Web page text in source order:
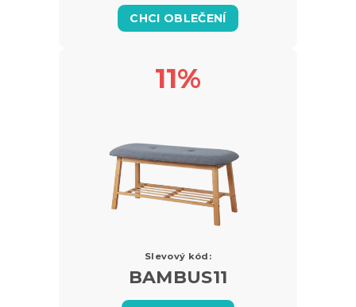
CHCI OBLEČENÍ
11%
Slevový kód:
BAMBUS11